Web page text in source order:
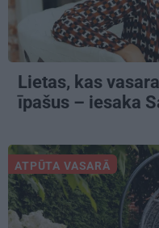
Lietas, kas
īpašus – iesaka
ATPŪTA VASARĀ